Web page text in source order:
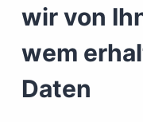
wir von
wem
Daten